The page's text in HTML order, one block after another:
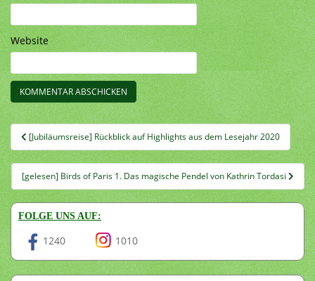
Website
Beitragsnavigation
[Jubiläumsreise] Rückblick auf Highlights aus dem Lesejahr 2020
[gelesen] Birds of Paris 1. Das magische Pendel von Kathrin Tordasi
FOLGE UNS AUF:
1240 1010